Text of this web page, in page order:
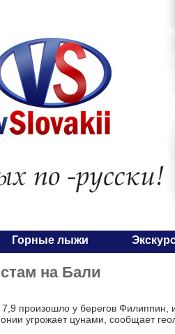
Горные лыжи
на Бали
произошло у берегов Филиппин,
угрожает цунами, сообщает